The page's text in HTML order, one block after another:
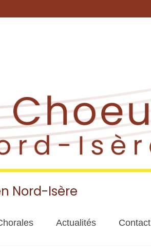
Nord-Isère
Actualités Contact